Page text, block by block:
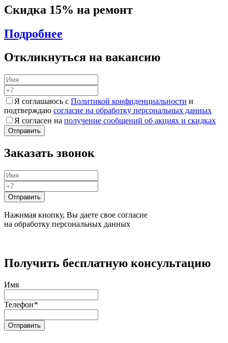
Скидка 15% на ремонт
Подробнее
Откликнуться на вакансию
Я соглашаюсь с Политикой конфиденциальности и
подтверждаю согласие на обработку персональных данных
Я согласен на получение сообщений об акциях и скидках
Заказать звонок
Нажимая кнопку, Вы даете свое согласие
на обработку персональных данных
Получить бесплатную консультацию
Имя
Телефон*